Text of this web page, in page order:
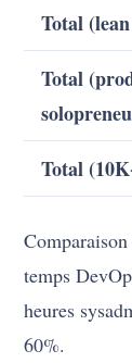
Total
Total
Total
temps
heures
60%.